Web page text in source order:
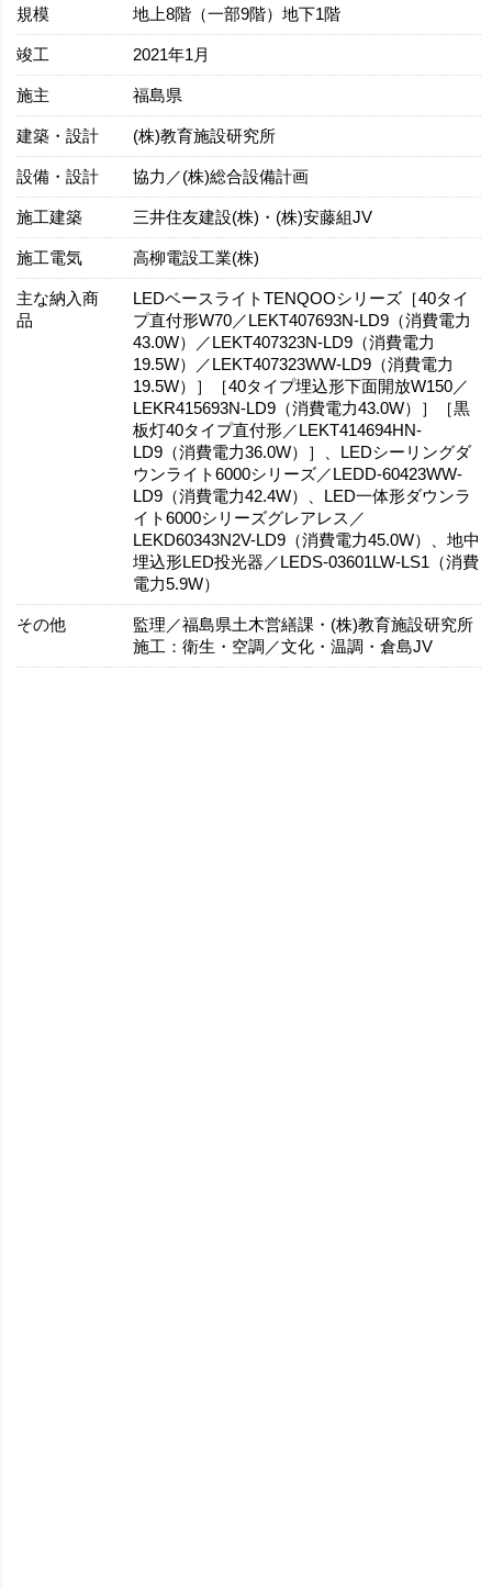
規模 地上8階（一部9階）地下1階
竣工 2021年1月
施主 福島県
建築・設計 (株)教育施設研究所
設備・設計 協力／(株)総合設備計画
施工建築 三井住友建設(株)・(株)安藤組JV
施工電気 高柳電設工業(株)
主な納入商
品
LEDベースライトTENQOOシリーズ［40タイ
プ直付形W70／LEKT407693N-LD9（消費電力
43.0W）／LEKT407323N-LD9（消費電力
19.5W）／LEKT407323WW-LD9（消費電力
19.5W）］［40タイプ埋込形下面開放W150／
LEKR415693N-LD9（消費電力43.0W）］［黒
板灯40タイプ直付形／LEKT414694HN-
LD9（消費電力36.0W）］、LEDシーリングダ
ウンライト6000シリーズ／LEDD-60423WW-
LD9（消費電力42.4W）、LED一体形ダウンラ
イト6000シリーズグレアレス／
LEKD60343N2V-LD9（消費電力45.0W）、地中
埋込形LED投光器／LEDS-03601LW-LS1（消費
電力5.9W）
その他
監理／福島県土木営繕課・(株)教育施設研究所
施工：衛生・空調／文化・温調・倉島JV